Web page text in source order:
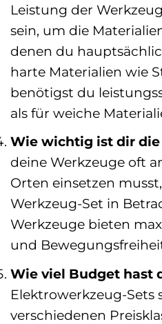
Leistung der
sein, um die
denen du
harte Materialien wie
benötigst du
als für weiche
Wie wichtig ist dir
deine Werkzeuge oft
Orten einsetzen
Werkzeug-Set in
Werkzeuge bieten
und
Wie viel Budget hast
Elektrowerkzeug-Sets
verschiedenen